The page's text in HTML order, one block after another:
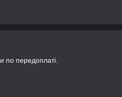
по передоплаті.